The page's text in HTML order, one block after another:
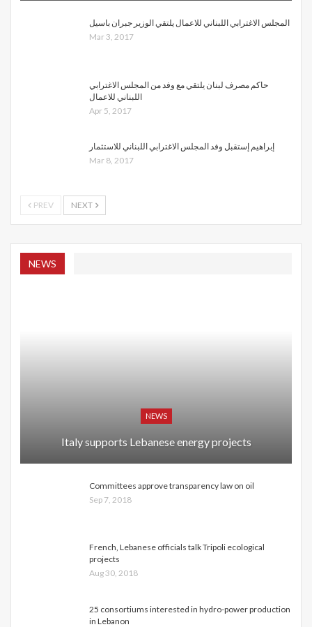
المجلس الاغترابي اللبناني للاعمال يلتقي الوزير جبران باسيل
Mar 3, 2017
حاكم مصرف لبنان يلتقي مع وفد من المجلس الاغترابي
اللبناني للاعمال
Apr 5, 2017
إبراهيم إستقبل وفد المجلس الاغترابي اللبناني للاستثمار
Mar 8, 2017
PREV NEXT
NEWS
NEWS
Italy supports Lebanese energy projects
Committees approve transparency law on oil
Sep 7, 2018
French, Lebanese officials talk Tripoli ecological
projects
Aug 30, 2018
25 consortiums interested in hydro-power production
in Lebanon